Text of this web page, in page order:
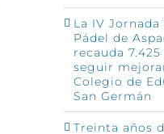
La IV
Pádel de
recauda
seguir
Colegio de
San Germán
Treinta años